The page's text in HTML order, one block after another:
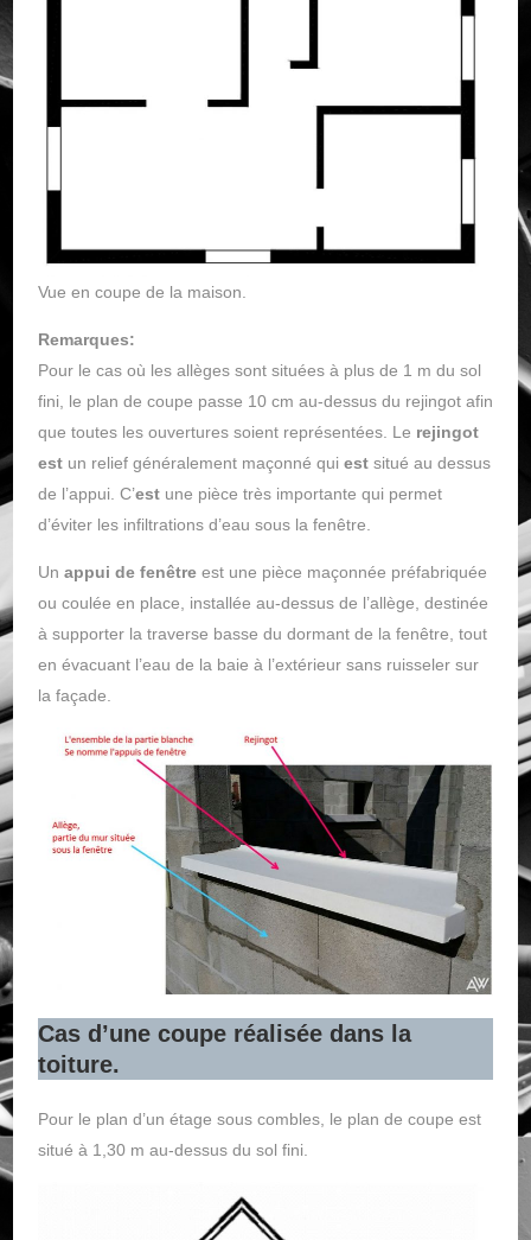
Vue en coupe de la maison.
Remarques:
Pour le cas où les allèges sont situées à plus de 1 m du sol
fini, le plan de coupe passe 10 cm au-dessus du rejingot afin
que toutes les ouvertures soient représentées. Le rejingot
estun relief généralement maçonné qui estsitué au dessus
de l’appui. C’estune pièce très importante qui permet
d’éviter les infiltrations d’eau sous la fenêtre.
Un appui de fenêtreest une pièce maçonnée préfabriquée
ou coulée en place, installée au-dessus de l’allège, destinée
à supporter la traverse basse du dormant de la fenêtre, tout
en évacuant l’eau de la baie à l’extérieur sans ruisseler sur
la façade.
Cas d’une coupe réalisée dans la
toiture.
Pour le plan d’un étage sous combles, le plan de coupe est
situé à 1,30 m au-dessus du sol fini.